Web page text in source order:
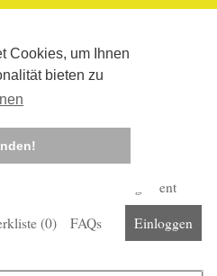
Cookies, um Ihnen
bieten zu
Corona-Management
(0) FAQs Einloggen